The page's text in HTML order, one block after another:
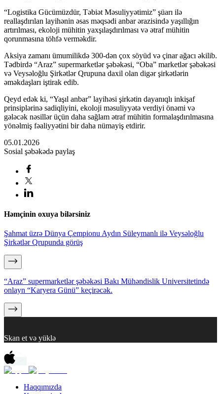
“Logistika Gücümüzdür, Təbiət Məsuliyyətimiz” şüarı ilə
reallaşdırılan layihənin əsas məqsədi anbar ərazisində yaşıllığın
artırılması, ekoloji mühitin yaxşılaşdırılması və ətraf mühitin
qorunmasına töhfə verməkdir.
Aksiya zamanı ümumilikdə 300-dən çox söyüd və çinar ağacı əkilib.
Tədbirdə “Araz” supermarketlər şəbəkəsi, “Oba” marketlər şəbəkəsi
və Veysəloğlu Şirkətlər Qrupuna daxil olan digər şirkətlərin
əməkdaşları iştirak edib.
Qeyd edək ki, “Yaşıl anbar” layihəsi şirkətin dayanıqlı inkişaf
prinsiplərinə sadiqliyini, ekoloji məsuliyyətə verdiyi önəmi və
gələcək nəsillər üçün daha sağlam ətraf mühitin formalaşdırılmasına
yönəlmiş fəaliyyətini bir daha nümayiş etdirir.
05.01.2026
Sosial şəbəkədə paylaş
Həmçinin oxuya bilərsiniz
Şahmat üzrə Dünya Çempionu Aydın Süleymanlı ilə Veysəloğlu
Şirkətlər Qrupunda görüş
“Araz” supermarketlər şəbəkəsi Bakı Mühəndislik Universitetində
onlayn “Karyera Günü” keçirəcək.
Skan et və yüklə
Haqqımızda